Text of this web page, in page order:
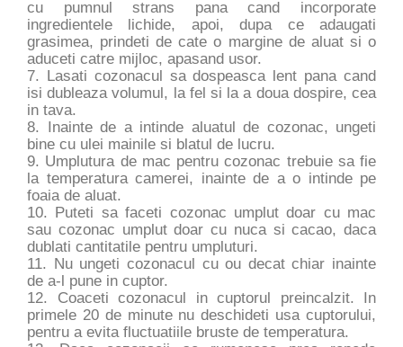
cu pumnul strans pana cand incorporate
ingredientele lichide, apoi, dupa ce adaugati
grasimea, prindeti de cate o margine de aluat si o
aduceti catre mijloc, apasand usor.
7. Lasati cozonacul sa dospeasca lent pana cand
isi dubleaza volumul, la fel si la a doua dospire, cea
in tava.
8. Inainte de a intinde aluatul de cozonac, ungeti
bine cu ulei mainile si blatul de lucru.
9. Umplutura de mac pentru cozonac trebuie sa fie
la temperatura camerei, inainte de a o intinde pe
foaia de aluat.
10. Puteti sa faceti cozonac umplut doar cu mac
sau cozonac umplut doar cu nuca si cacao, daca
dublati cantitatile pentru umpluturi.
11. Nu ungeti cozonacul cu ou decat chiar inainte
de a-l pune in cuptor.
12. Coaceti cozonacul in cuptorul preincalzit. In
primele 20 de minute nu deschideti usa cuptorului,
pentru a evita fluctuatiile bruste de temperatura.